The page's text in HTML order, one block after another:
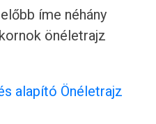
íme néhány
önéletrajz
alapító Önéletrajz